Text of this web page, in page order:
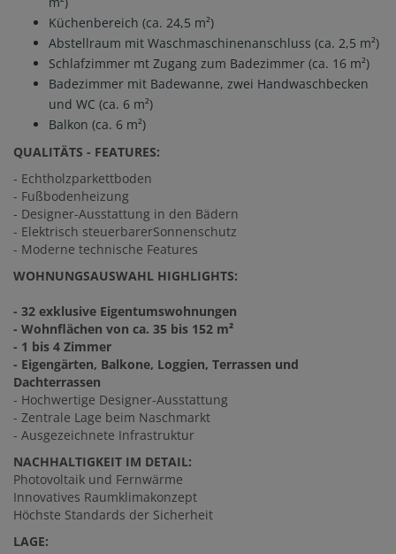
Küchenbereich (ca. 24,5 m²)
Abstellraum mit Waschmaschinenanschluss (ca. 2,5 m²)
Schlafzimmer mt Zugang zum Badezimmer (ca. 16 m²)
Badezimmer mit Badewanne, zwei Handwaschbecken
und WC (ca. 6 m²)
Balkon (ca. 6 m²)
QUALITÄTS - FEATURES:
- Echtholzparkettboden
- Fußbodenheizung
- Designer-Ausstattung in den Bädern
- Elektrisch steuerbarerSonnenschutz
- Moderne technische Features
WOHNUNGSAUSWAHL HIGHLIGHTS:
- 32 exklusive Eigentumswohnungen
- Wohnflächen von ca. 35 bis 152 m²
- 1 bis 4 Zimmer
- Eigengärten, Balkone, Loggien, Terrassen und
Dachterrassen
- Hochwertige Designer-Ausstattung
- Zentrale Lage beim Naschmarkt
- Ausgezeichnete Infrastruktur
NACHHALTIGKEIT IM DETAIL:
Photovoltaik und Fernwärme
Innovatives Raumklimakonzept
Höchste Standards der Sicherheit
LAGE: